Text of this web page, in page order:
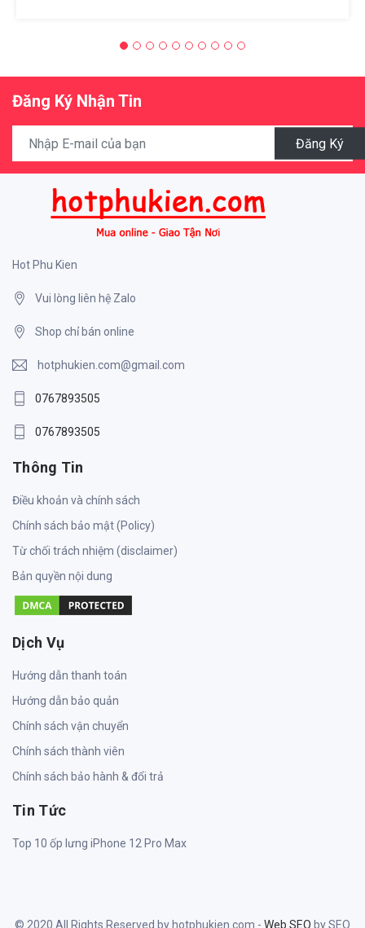
Đăng Ký Nhận Tin
Đăng Ký
Hot Phu Kien
Vui lòng liên hệ Zalo
Shop chỉ bán online
hotphukien.com@gmail.com
0767893505
0767893505
Thông Tin
Điều khoản và chính sách
Chính sách bảo mật (Policy)
Từ chối trách nhiệm (disclaimer)
Bản quyền nội dung
Dịch Vụ
Hướng dẫn thanh toán
Hướng dẫn bảo quản
Chính sách vận chuyển
Chính sách thành viên
Chính sách bảo hành & đổi trả
Tin Tức
Top 10 ốp lưng iPhone 12 Pro Max
© 2020 All Rights Reserved by hotphukien.com - Web SEO by SEO